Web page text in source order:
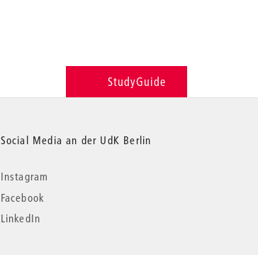
StudyGuide
Social Media an der UdK Berlin
Instagram
Facebook
LinkedIn